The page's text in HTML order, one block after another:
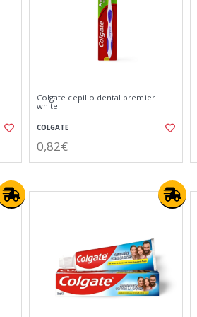
Colgate cepillo dental premier
white
COLGATE
0,82€